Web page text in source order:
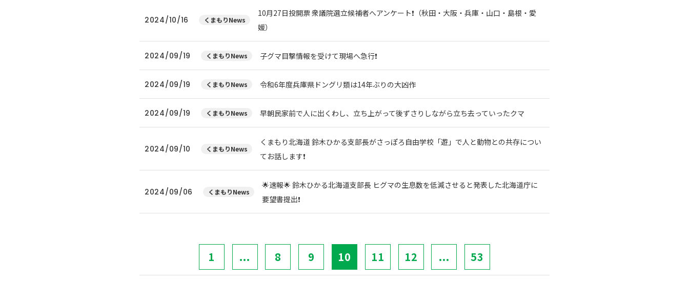
2024/10/16 くまもりNews
10月27日投開票 衆議院選立候補者へアンケート❗（秋田・大阪・兵庫・山口・島根・愛
媛）
2024/09/19 くまもりNews 子グマ目撃情報を受けて現場へ急行❗
2024/09/19 くまもりNews 令和6年度兵庫県ドングリ類は14年ぶりの大凶作
2024/09/19 くまもりNews 早朝民家前で人に出くわし、立ち上がって後ずさりしながら立ち去っていったクマ
2024/09/10 くまもりNews
くまもり北海道 鈴木ひかる支部長がさっぽろ自由学校「遊」で人と動物との共存につい
てお話します❗
2024/09/06 くまもりNews
🌟速報🌟 鈴木ひかる北海道支部長 ヒグマの生息数を低減させると発表した北海道庁に
要望書提出❗
1 ... 8 9 10 11 12 ... 53